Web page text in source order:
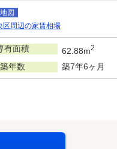
図
区周辺の家賃相場
有面積 62.88m2
築年数 築7年6ヶ月